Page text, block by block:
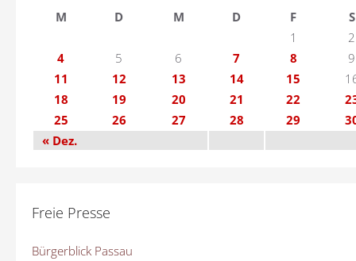
M D M D F
S
1
2
4
5 6 7 8
9
11
12 13 14 15
18
19 20 21 22
25
26 27 28 29
« Dez.
Freie Presse
Bürgerblick Passau